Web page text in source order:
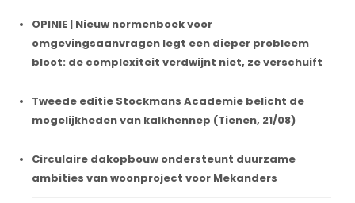
OPINIE | Nieuw normenboek voor
omgevingsaanvragen legt een dieper probleem
bloot: de complexiteit verdwijnt niet, ze verschuift
Tweede editie Stockmans Academie belicht de
mogelijkheden van kalkhennep (Tienen, 21/08)
Circulaire dakopbouw ondersteunt duurzame
ambities van woonproject voor Mekanders